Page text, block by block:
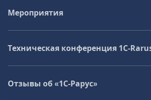
Мероприятия
Техническая конференция
Отзывы об «1С-Рарус»